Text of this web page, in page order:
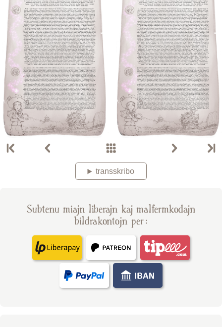
transskribo
Subtenu miajn liberajn kaj malfermkodajn
bildrakontojn per :